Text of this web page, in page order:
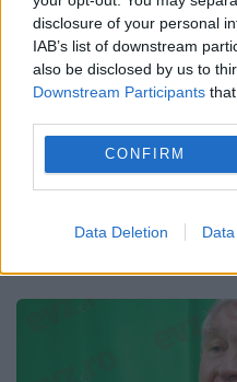
disclosure of your personal
IAB’s list of downstream
also be disclosed by us to
Downstream Participants
CONFIRM
Data Deletion
întreg laborator
11 DECEMBRIE 2023
Un tânăr a inventat
găsește un întreg
pot găsi informații